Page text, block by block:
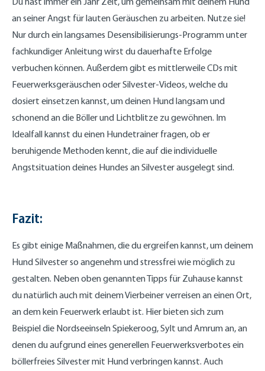
an seiner Angst für lauten Geräuschen zu arbeiten. Nutze sie!
Nur durch ein langsames Desensibilisierungs-Programm unter
fachkundiger Anleitung wirst du dauerhafte Erfolge
verbuchen können. Außerdem gibt es mittlerweile CDs mit
Feuerwerksgeräuschen oder Silvester-Videos, welche du
dosiert einsetzen kannst, um deinen Hund langsam und
schonend an die Böller und Lichtblitze zu gewöhnen. Im
Idealfall kannst du einen Hundetrainer fragen, ob er
beruhigende Methoden kennt, die auf die individuelle
Angstsituation deines Hundes an Silvester ausgelegt sind.
Fazit:
Es gibt einige Maßnahmen, die du ergreifen kannst, um deinem
Hund Silvester so angenehm und stressfrei wie möglich zu
gestalten. Neben oben genannten Tipps für Zuhause kannst
du natürlich auch mit deinem Vierbeiner verreisen an einen Ort,
an dem kein Feuerwerk erlaubt ist. Hier bieten sich zum
Beispiel die Nordseeinseln Spiekeroog, Sylt und Amrum an, an
denen du aufgrund eines generellen Feuerwerksverbotes ein
böllerfreies Silvester mit Hund verbringen kannst. Auch